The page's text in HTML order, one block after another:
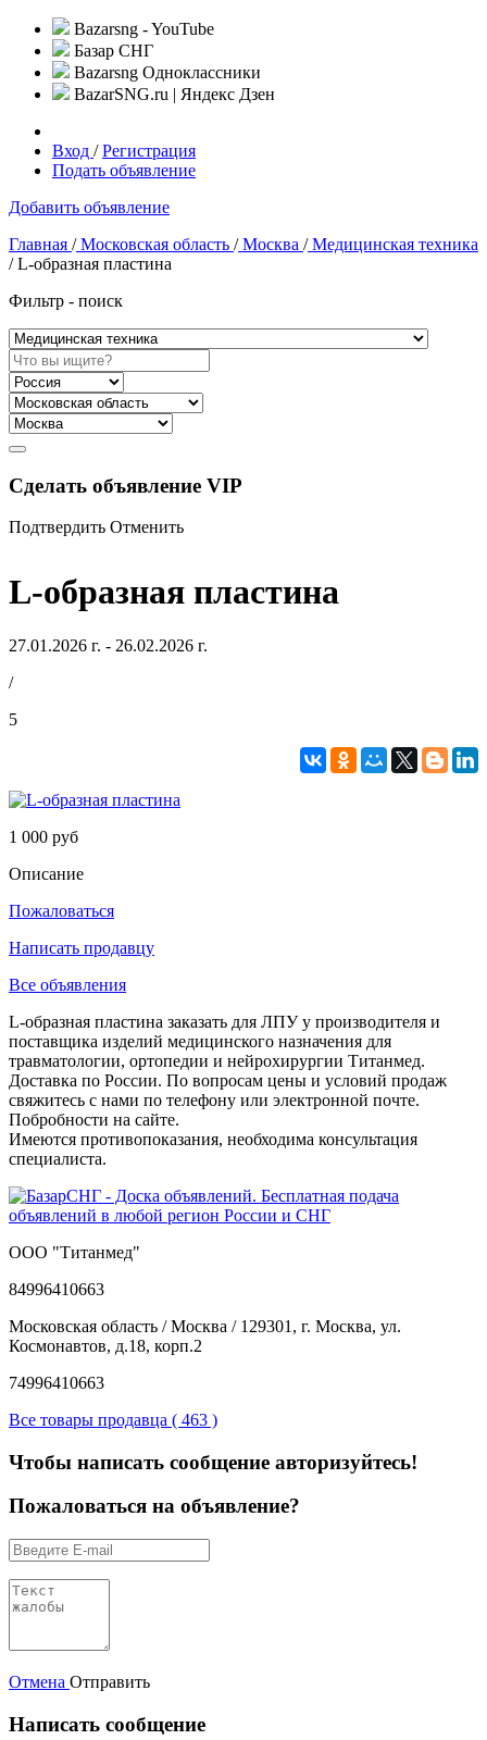
Bazarsng - YouTube
Базар СНГ
Bazarsng Одноклассники
BazarSNG.ru | Яндекс Дзен
Вход /Регистрация
Подать объявление
Добавить объявление
Главная /Московская область /Москва /Медицинская техника
/ L-образная пластина
Фильтр - поиск
Сделать объявление VIP
Подтвердить Отменить
L-образная пластина
27.01.2026 г. - 26.02.2026 г.
/
5
1 000 руб
Описание
Пожаловаться
Написать продавцу
Все объявления
L-образная пластина заказать для ЛПУ у производителя и
поставщика изделий медицинского назначения для
травматологии, ортопедии и нейрохирургии Титанмед.
Доставка по России. По вопросам цены и условий продаж
свяжитесь с нами по телефону или электронной почте.
Побробности на сайте.
Имеются противопоказания, необходима консультация
специалиста.
ООО "Титанмед"
84996410663
Московская область / Москва / 129301, г. Москва, ул.
Космонавтов, д.18, корп.2
74996410663
Все товары продавца ( 463 )
Чтобы написать сообщение авторизуйтесь!
Пожаловаться на объявление?
Отмена Отправить
Написать сообщение